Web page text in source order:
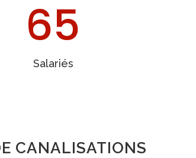
65
Salariés
CANALISATIONS